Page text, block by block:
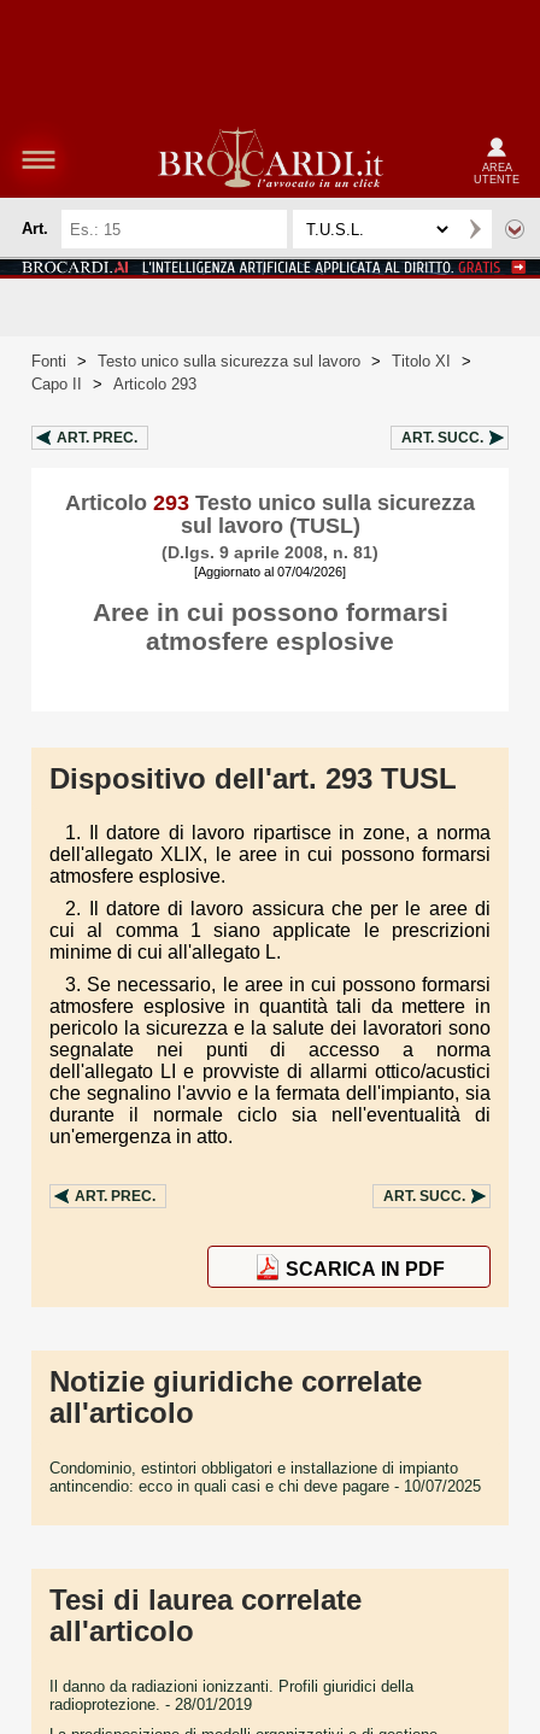
AREA
UTENTE
Art.
Fonti > Testo unico sulla sicurezza sul lavoro > Titolo XI
>
Capo II
> Articolo 293
ART. PREC. ART. SUCC.
Articolo 293 Testo unico sulla sicurezza
sul lavoro (TUSL)
(D.lgs. 9 aprile 2008, n. 81)
[Aggiornato al 07/04/2026]
Aree in cui possono formarsi
atmosfere esplosive
Dispositivo dell'art. 293 TUSL
1. Il datore di lavoro ripartisce in zone, a norma
dell'allegato XLIX, le aree in cui possono formarsi
atmosfere esplosive.
2. Il datore di lavoro assicura che per le aree di
cui al comma 1 siano applicate le prescrizioni
minime di cui all'allegato L.
3. Se necessario, le aree in cui possono formarsi
atmosfere esplosive in quantità tali da mettere in
pericolo la sicurezza e la salute dei lavoratori sono
segnalate nei punti di accesso a norma
dell'allegato LI e provviste di allarmi ottico/acustici
che segnalino l'avvio e la fermata dell'impianto, sia
durante il normale ciclo sia nell'eventualità di
un'emergenza in atto.
ART. PREC. ART. SUCC.
SCARICA IN PDF
Notizie giuridiche correlate
all'articolo
Condominio, estintori obbligatori e installazione di impianto
antincendio: ecco in quali casi e chi deve pagare - 10/07/2025
Tesi di laurea correlate
all'articolo
Il danno da radiazioni ionizzanti. Profili giuridici della
radioprotezione. - 28/01/2019